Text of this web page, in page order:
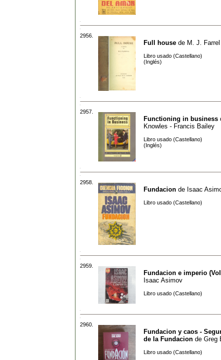
2956.
Full house de M. J. Farrel
Libro usado (Castellano)
(Inglés)
2957.
Functioning in business
Knowles - Francis Bailey
Libro usado (Castellano)
(Inglés)
2958.
Fundacion de Isaac
Libro usado (Castellano)
2959.
Fundacion e imperio
Isaac Asimov
Libro usado (Castellano)
2960.
Fundacion y caos -
de la Fundacion de Greg
Libro usado (Castellano)